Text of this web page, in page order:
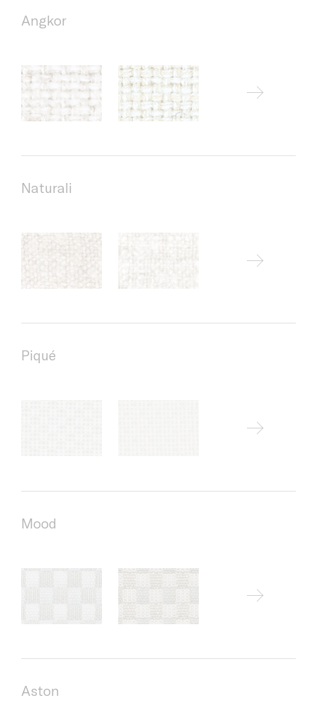
Angkor
Naturali
Piqué
Mood
Aston